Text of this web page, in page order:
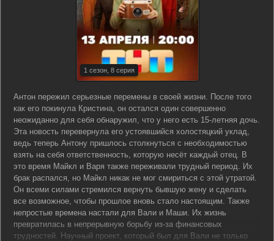
1 сезон, 8 серия
Антон пережил серьезные перемены в своей жизни. После того
как его покинула Кристина, он остался один совершенно
неожиданно для себя обнаружил, что у него есть 15-летняя дочь.
Эта новость перевернула его устоявшийся холостяцкий уклад,
ведь теперь Антону пришлось столкнуться с необходимостью
взять на себя ответственность, которую несёт каждый отец. В
это время Майкл и Варя также переживали трудный период. Их
брак распался, но Майкл никак не мог смириться с этой утратой.
Он всеми силами стремился вернуть бывшую жену и сделать
все возможное, чтобы прошлое вновь стало настоящим. Также
непростые времена настали для Вали и Маши. Их жизнь
превратилась в непрерывную борьбу из-за финансовых
трудностей. Научный проект, который был для Вали не только